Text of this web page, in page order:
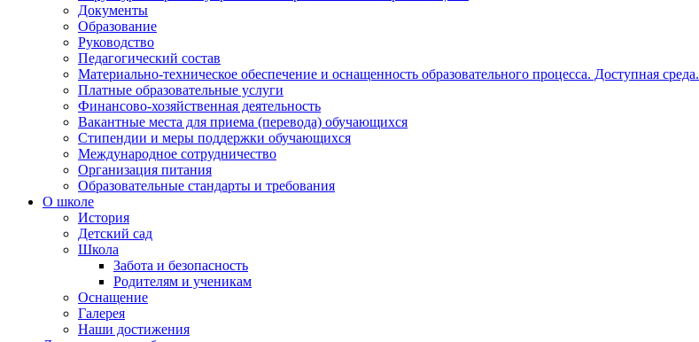
Документы
Образование
Руководство
Педагогический состав
Материально-техническое обеспечение и оснащенность образовательного процесса. Доступная среда.
Платные образовательные услуги
Финансово-хозяйственная деятельность
Вакантные места для приема (перевода) обучающихся
Стипендии и меры поддержки обучающихся
Международное сотрудничество
Организация питания
Образовательные стандарты и требования
О школе
История
Детский сад
Школа
Забота и безопасность
Родителям и ученикам
Оснащение
Галерея
Наши достижения